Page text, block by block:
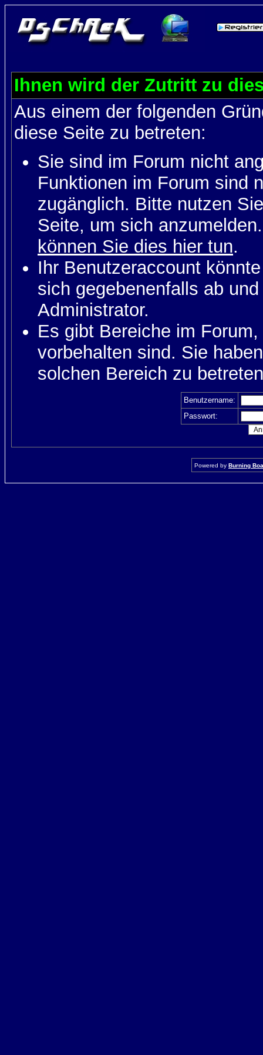
Ihnen wird der Zutritt zu
Aus einem der folgenden
diese Seite zu betreten:
Sie sind im Forum nicht
Funktionen im Forum sind
zugänglich. Bitte nutzen
Seite, um sich
können Sie dies hier tun.
Ihr Benutzeraccount
sich gegebenenfalls ab
Administrator.
Es gibt Bereiche im
vorbehalten sind. Sie
solchen Bereich zu
Benutzername:
Passwort:
Powered by Burning